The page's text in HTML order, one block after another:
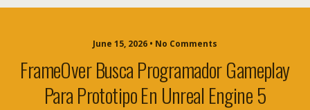
June 15, 2026 • No Comments
FrameOver Busca Programador Gameplay
Para Prototipo En Unreal Engine 5